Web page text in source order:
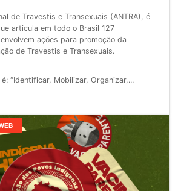
de Travestis e Transexuais (ANTRA), é
articula em todo o Brasil 127
ações para promoção da
de Travestis e Transexuais.
“Identificar, Mobilizar, Organizar,...